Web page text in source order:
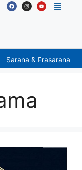
Sarana & Prasarana